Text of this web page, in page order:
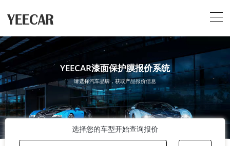
YEECAR漆面保护膜报价系统
请选择汽车品牌，获取产品报价信息
选择您的车型开始查询报价